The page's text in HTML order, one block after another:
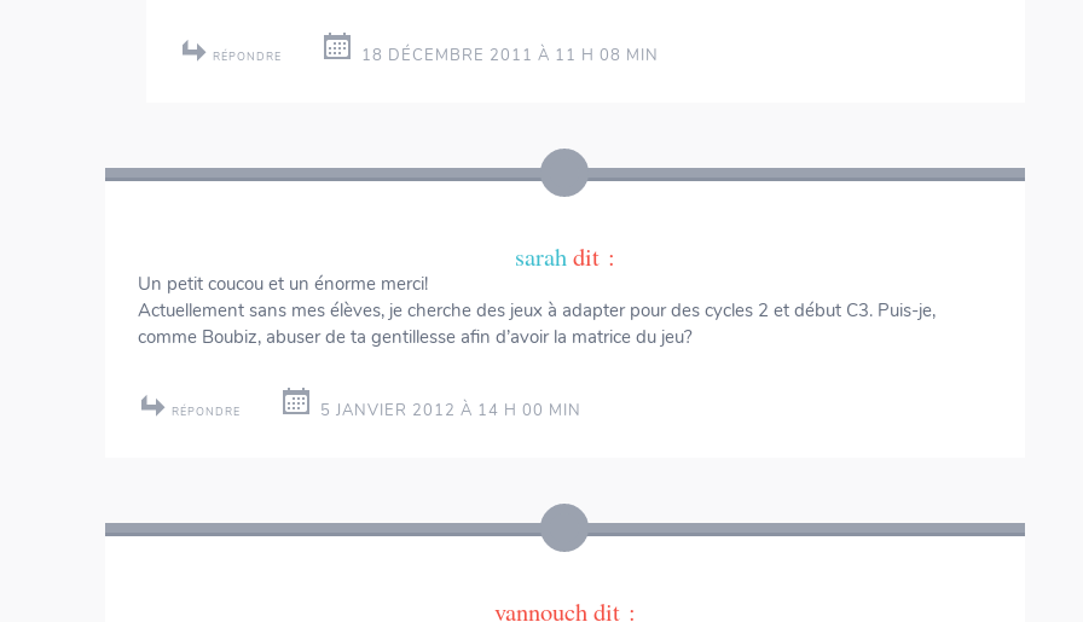
RÉPONDRE 18 DÉCEMBRE 2011 À 11 H 08 MIN
sarahdit :
Un petit coucou et un énorme merci!
Actuellement sans mes élèves, je cherche des jeux à adapter pour des cycles 2 et début C3. Puis-je,
comme Boubiz, abuser de ta gentillesse afin d’avoir la matrice du jeu?
RÉPONDRE 5 JANVIER 2012 À 14 H 00 MIN
vannouchdit :